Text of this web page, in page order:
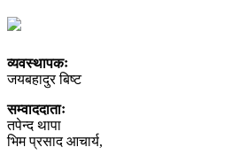
व्यवस्थापकः
जयबहादुर बिष्ट
सम्वाददाताः
तपेन्द थापा
भिम प्रसाद आचार्य,